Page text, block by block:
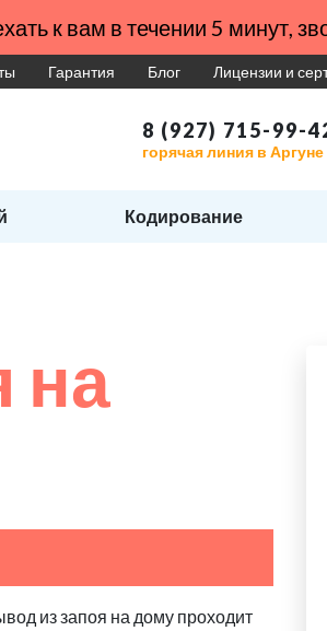
к вам в течении 5 минут,
Гарантия Блог Лицензии и
8 (927) 715-99-
горячая линия в Аргуне
Кодирование
на
из запоя на дому проходит